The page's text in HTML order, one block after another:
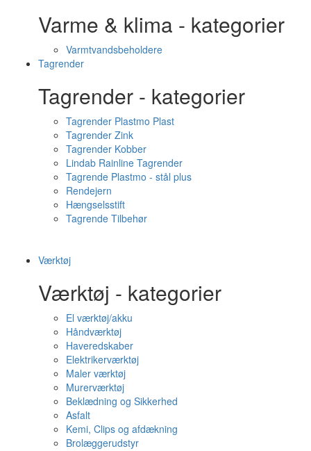
Varme & klima - kategorier
Varmtvandsbeholdere
Tagrender
Tagrender - kategorier
Tagrender Plastmo Plast
Tagrender Zink
Tagrender Kobber
Lindab Rainline Tagrender
Tagrende Plastmo - stål plus
Rendejern
Hængselsstift
Tagrende Tilbehør
Værktøj
Værktøj - kategorier
El værktøj/akku
Håndværktøj
Haveredskaber
Elektrikerværktøj
Maler værktøj
Murerværktøj
Beklædning og Sikkerhed
Asfalt
Kemi, Clips og afdækning
Brolæggerudstyr